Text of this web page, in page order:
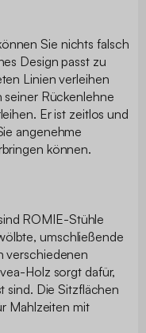
Sie nichts falsch
Design passt zu
Linien verleihen
seiner Rückenlehne
Er ist zeitlos und
angenehme
können.
ROMIE-Stühle
umschließende
verschiedenen
Holz sorgt dafür,
sind. Die Sitzflächen
Mahlzeiten mit